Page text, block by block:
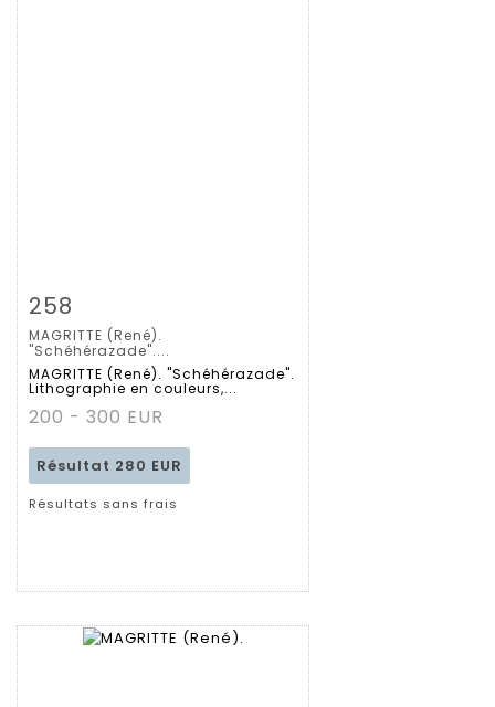
Fiche détaillée
258
MAGRITTE (René).
"Schéhérazade"....
MAGRITTE (René). "Schéhérazade".
Lithographie en couleurs,...
200 - 300 EUR
Résultat 280 EUR
Résultats sans frais